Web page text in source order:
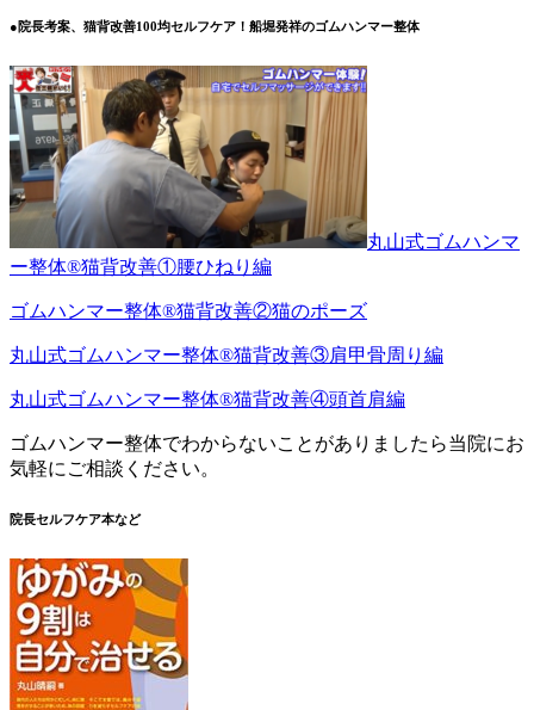
●院長考案、猫背改善100均セルフケア！船堀発祥のゴムハンマー整体
丸山式ゴムハンマ
ー整体®︎猫背改善①腰ひねり編
ゴムハンマー整体®︎猫背改善②猫のポーズ
丸山式ゴムハンマー整体®︎猫背改善③肩甲骨周り編
丸山式ゴムハンマー整体®︎猫背改善④頭首肩編
ゴムハンマー整体でわからないことがありましたら当院にお
気軽にご相談ください。
院長セルフケア本など